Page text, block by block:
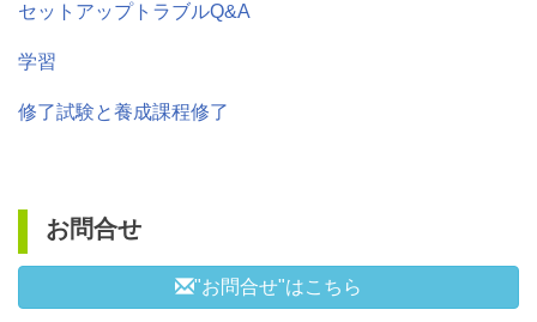
セットアップトラブルQ&A
学習
修了試験と養成課程修了
お問合せ
メールフォームによる
"お問合せ"はこちら